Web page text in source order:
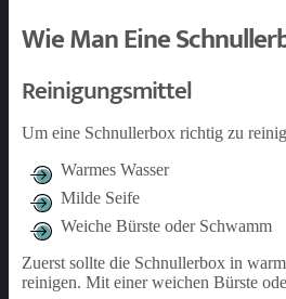
Wie Man Eine
Reinigungsmittel
Um eine Schnullerbox richtig zu
Warmes Wasser
Milde Seife
Weiche Bürste oder Schwamm
Zuerst sollte die Schnullerbox in
reinigen. Mit einer weichen Bürste